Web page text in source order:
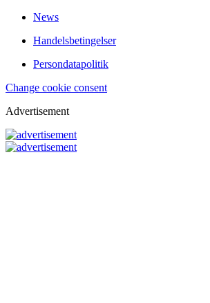
News
Handelsbetingelser
Persondatapolitik
Change cookie consent
Advertisement